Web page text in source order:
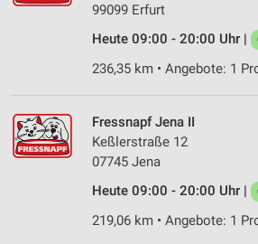
99099 Erfurt
Heute 09:00 - 20:00 Uhr |
236,35 km • Angebote: 1
Fressnapf Jena II
Keßlerstraße 12
07745 Jena
Heute 09:00 - 20:00 Uhr |
219,06 km • Angebote: 1